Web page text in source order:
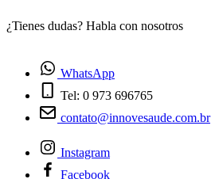
¿Tienes dudas? Habla con nosotros
WhatsApp
Tel: 0 973 696765
contato@innovesaude.com.br
Instagram
Facebook